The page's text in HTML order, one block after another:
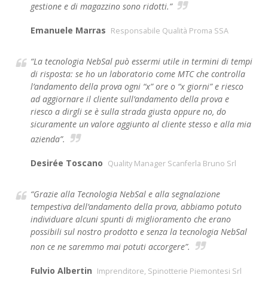
gestione e di magazzino sono ridotti.”
Emanuele Marras Responsabile Qualità Proma SSA
“La tecnologia NebSal può essermi utile in termini di tempi
di risposta: se ho un laboratorio come MTC che controlla
l’andamento della prova ogni “x” ore o “x giorni” e riesco
ad aggiornare il cliente sull’andamento della prova e
riesco a dirgli se è sulla strada giusta oppure no, do
sicuramente un valore aggiunto al cliente stesso e alla mia
azienda”.
Desirée Toscano Quality Manager Scanferla Bruno Srl
“Grazie alla Tecnologia NebSal e alla segnalazione
tempestiva dell’andamento della prova, abbiamo potuto
individuare alcuni spunti di miglioramento che erano
possibili sul nostro prodotto e senza la tecnologia NebSal
non ce ne saremmo mai potuti accorgere”.
Fulvio Albertin Imprenditore, Spinotterie Piemontesi Srl